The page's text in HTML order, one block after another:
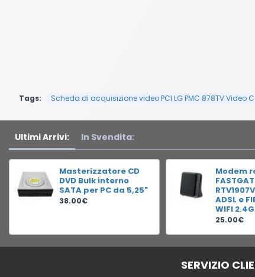
Tags: Scheda di acquisizione video PCI LG PMC 878TV Video
Ultimi Arrivi: In Svendita:
Masterizzatore CD
DVD Bulk interno
SATA per PC da 5,25"
38.00€
Modem
ADSL e
WIFI
25.00€
SERVIZIO